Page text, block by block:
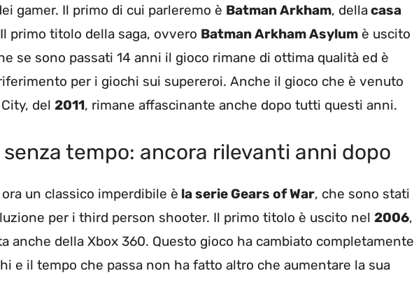
gamer. Il primo di cui parleremo è Batman Arkham, dellacasa
primo titolo della saga, ovvero Batman Arkham Asylum è uscito
se sono passati 14 anni il gioco rimane di ottima qualità ed è
per i giochi sui supereroi. Anche il gioco che è venuto
del 2011, rimane affascinante anche dopo tutti questi anni.
tempo: ancora rilevanti anni dopo
un classico imperdibile è la serie Gears of War, che sono stati
per i third person shooter. Il primo titolo è uscito nel 2006,
anche della Xbox 360. Questo gioco ha cambiato completamente
e il tempo che passa non ha fatto altro che aumentare la sua